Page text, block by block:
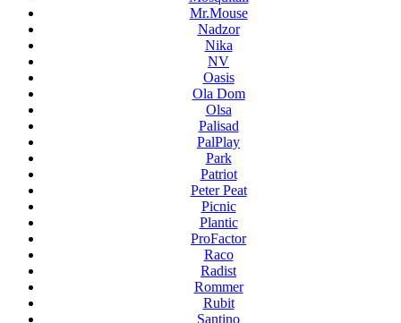
Mr.Mouse
Nadzor
Nika
NV
Oasis
Ola Dom
Olsa
Palisad
PalPlay
Park
Patriot
Peter Peat
Picnic
Plantic
ProFactor
Raco
Radist
Rommer
Rubit
Santino